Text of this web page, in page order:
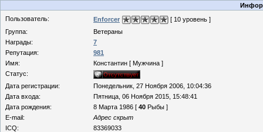
Пользователь:
Enforcer
[ 10 уровень ]
Группа:
Ветераны
Награды:
7
Репутация:
981
Имя:
Константин [ Мужчина ]
Статус:
Дата регистрации:
Понедельник, 27 Ноября 2006, 10:04:36
Дата входа:
Пятница, 06 Ноября 2015, 15:48:41
Дата рождения:
8 Марта 1986 [ 40 Рыбы ]
E-mail:
Адрес скрыт
ICQ:
83369033